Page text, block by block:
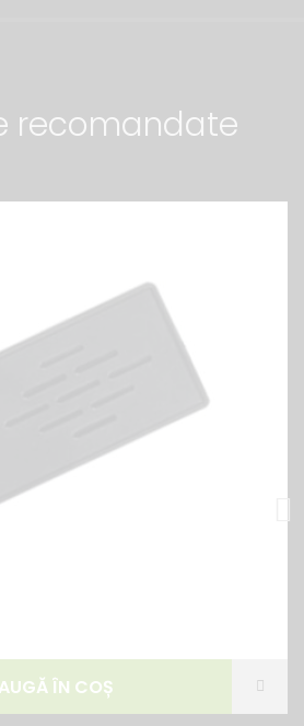
recomandate
ÎN COȘ